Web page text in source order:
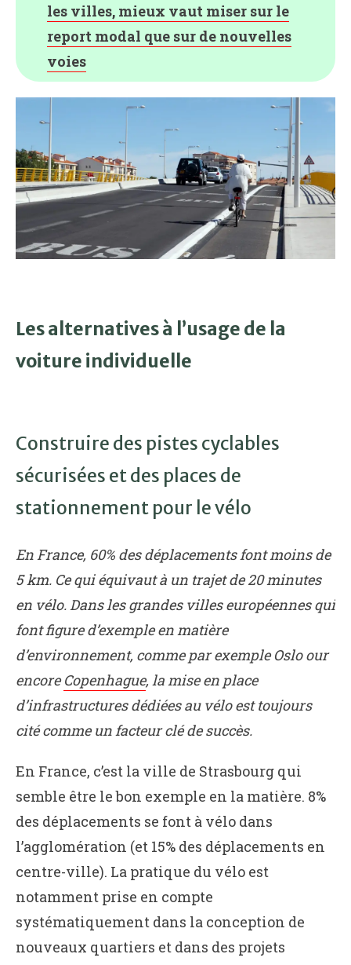
les villes, mieux vaut miser sur le
report modal que sur de nouvelles
voies
Les alternatives à l’usage de la
voiture individuelle
Construire des pistes cyclables
sécurisées et des places de
stationnement pour le vélo
En France, 60% des déplacements font moins de
5 km. Ce qui équivaut à un trajet de 20 minutes
en vélo. Dans les grandes villes européennes qui
font figure d’exemple en matière
d’environnement, comme par exemple Oslo our
encoreCopenhague, la mise en place
d’infrastructures dédiées au vélo est toujours
cité comme un facteur clé de succès.
En France, c’est la ville de Strasbourg qui
semble être le bon exemple en la matière. 8%
des déplacements se font à vélo dans
l’agglomération (et 15% des déplacements en
centre-ville). La pratique du vélo est
notamment prise en compte
systématiquement dans la conception de
nouveaux quartiers et dans des projets